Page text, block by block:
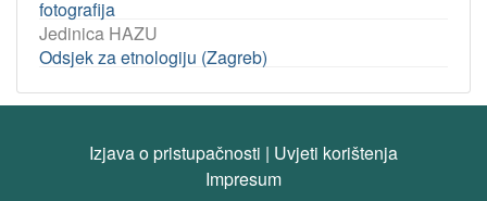
fotografija
Jedinica HAZU
Odsjek za etnologiju (Zagreb)
Izjava o pristupačnosti | Uvjeti korištenja
Impresum